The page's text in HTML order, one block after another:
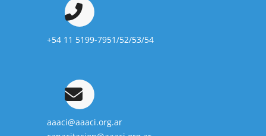
+54 11 5199-7951/52/53/54
aaaci@aaaci.org.ar